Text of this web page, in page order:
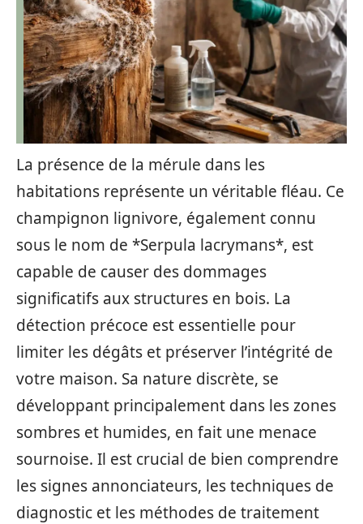
La présence de la mérule dans les
habitations représente un véritable fléau. Ce
champignon lignivore, également connu
sous le nom de *Serpula lacrymans*, est
capable de causer des dommages
significatifs aux structures en bois. La
détection précoce est essentielle pour
limiter les dégâts et préserver l’intégrité de
votre maison. Sa nature discrète, se
développant principalement dans les zones
sombres et humides, en fait une menace
sournoise. Il est crucial de bien comprendre
les signes annonciateurs, les techniques de
diagnostic et les méthodes de traitement